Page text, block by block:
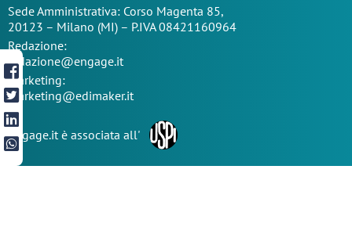
SedeAmministrativa: Corso Magenta 85,
20123 – Milano (MI) – P.IVA 08421160964
Redazione:
redazione@engage.it
Marketing:
marketing@edimaker.it
Engage.it è associata all'